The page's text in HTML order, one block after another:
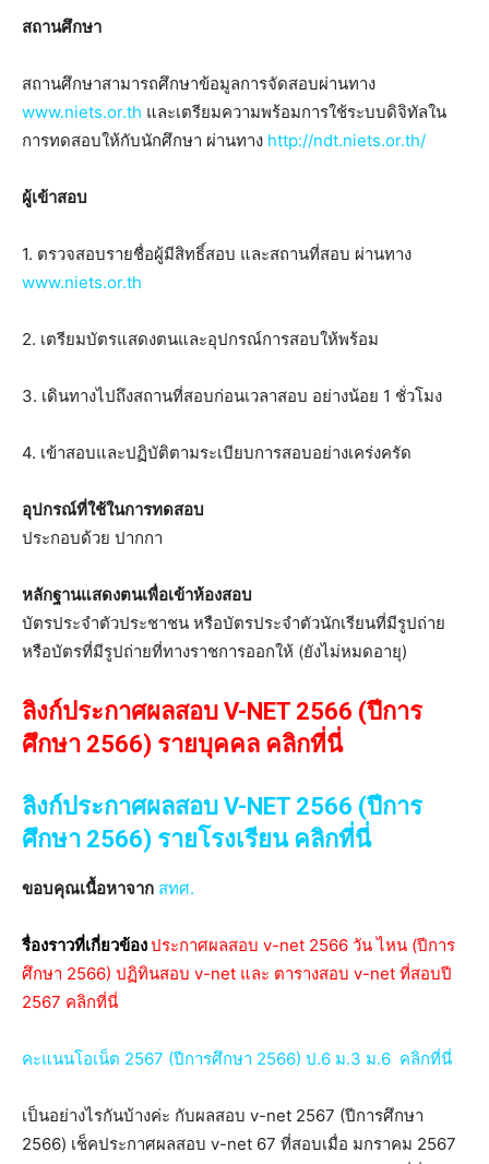
สถานศึกษา
สถานศึกษาสามารถศึกษาข้อมูลการจัดสอบผ่านทาง
www.niets.or.th และเตรียมความพร้อมการใช้ระบบดิจิทัลใน
การทดสอบให้กับนักศึกษา ผ่านทาง http://ndt.niets.or.th/
ผู้เข้าสอบ
1. ตรวจสอบรายชื่อผู้มีสิทธิ์สอบ และสถานที่สอบ ผ่านทาง
www.niets.or.th
2. เตรียมบัตรแสดงตนและอุปกรณ์การสอบให้พร้อม
3. เดินทางไปถึงสถานที่สอบก่อนเวลาสอบ อย่างน้อย 1 ชั่วโมง
4. เข้าสอบและปฏิบัติตามระเบียบการสอบอย่างเคร่งครัด
อุปกรณ์ที่ใช้ในการทดสอบ
ประกอบด้วย ปากกา
หลักฐานแสดงตนเพื่อเข้าห้องสอบ
บัตรประจำตัวประชาชน หรือบัตรประจำตัวนักเรียนที่มีรูปถ่าย
หรือบัตรที่มีรูปถ่ายที่ทางราชการออกให้ (ยังไม่หมดอายุ)
ลิงก์ประกาศผลสอบ V-NET 2566 (ปีการ
ศึกษา 2566) รายบุคคล คลิกที่นี่
ลิงก์ประกาศผลสอบ V-NET 2566 (ปีการ
ศึกษา 2566) รายโรงเรียน คลิกที่นี่
ขอบคุณเนื้อหาจาก สทศ.
รื่องราวที่เกี่ยวข้องประกาศผลสอบ v-net 2566 วัน ไหน (ปีการ
ศึกษา 2566) ปฏิทินสอบ v-net และ ตารางสอบ v-net ที่สอบปี
2567 คลิกที่นี่
คะแนนโอเน็ต 2567 (ปีการศึกษา 2566) ป.6 ม.3 ม.6 คลิกที่นี่
เป็นอย่างไรกันบ้างค่ะ กับผลสอบ v-net 2567 (ปีการศึกษา
2566) เช็คประกาศผลสอบ v-net 67 ที่สอบเมื่อ มกราคม 2567